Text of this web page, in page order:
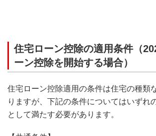
住宅ローン控除の適用条件（
ーン控除を開始する場合）
住宅ローン控除適用の条件は住宅の種類
りますが、下記の条件についてはいずれ
として満たす必要があります。